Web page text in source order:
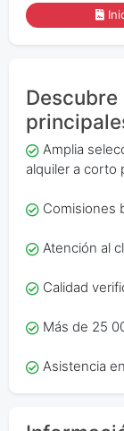
Amplia
alquiler a corto
Comisiones
Atención al
Calidad
Más de 25
Asistencia